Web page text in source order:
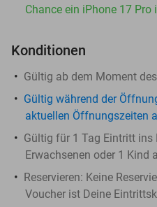
Chance ein iPhone 17 Pro
Konditionen
Gültig ab dem Moment
Gültig während der
aktuellen Öffnungszeiten
Gültig für 1 Tag Eintritt ins
Erwachsenen oder 1 Kind
Reservieren: Keine
Voucher ist Deine